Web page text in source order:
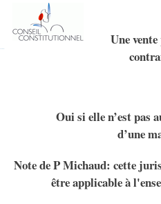
Une
Oui si elle n’est pas
d’une
Note de P Michaud: cette
être applicable à